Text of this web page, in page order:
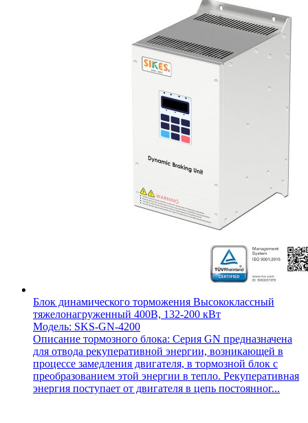
Блок динамического торможения Высококлассный
тяжелонагруженный 400В, 132-200 кВт
Модель: SKS-GN-4200
Описание тормозного блока: Серия GN предназначена
для отвода рекуперативной энергии, возникающей в
процессе замедления двигателя, в тормозной блок с
преобразованием этой энергии в тепло. Рекуперативная
энергия поступает от двигателя в цепь постоянног...